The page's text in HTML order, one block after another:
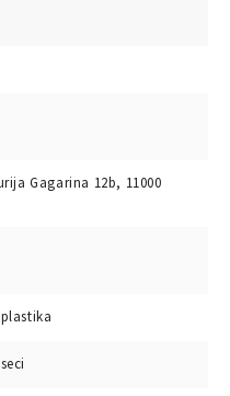
Gagarina 12b, 11000